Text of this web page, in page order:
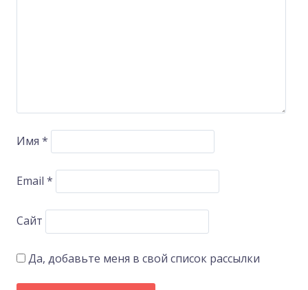
Имя *
Email *
Сайт
Да, добавьте меня в свой список рассылки